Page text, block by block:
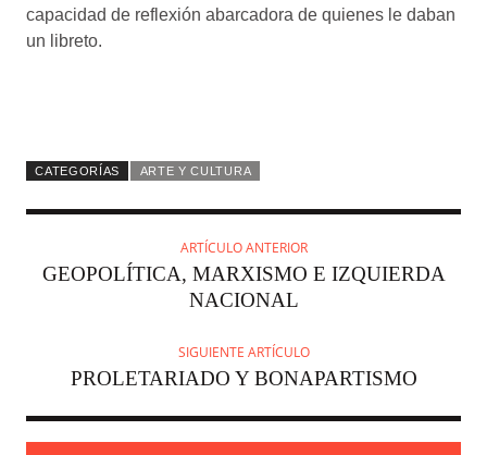
capacidad de reflexión abarcadora de quienes le daban
un libreto.
CATEGORÍAS ARTE Y CULTURA
ARTÍCULO ANTERIOR
GEOPOLÍTICA, MARXISMO E IZQUIERDA
NACIONAL
SIGUIENTE ARTÍCULO
PROLETARIADO Y BONAPARTISMO